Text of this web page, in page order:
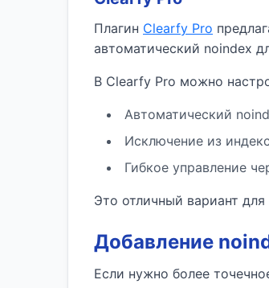
Плагин Clearfy Pro
автоматический noindex
В Clearfy Pro можно
Автоматический
Исключение из
Гибкое управление
Это отличный вариант для
Добавление
Если нужно более